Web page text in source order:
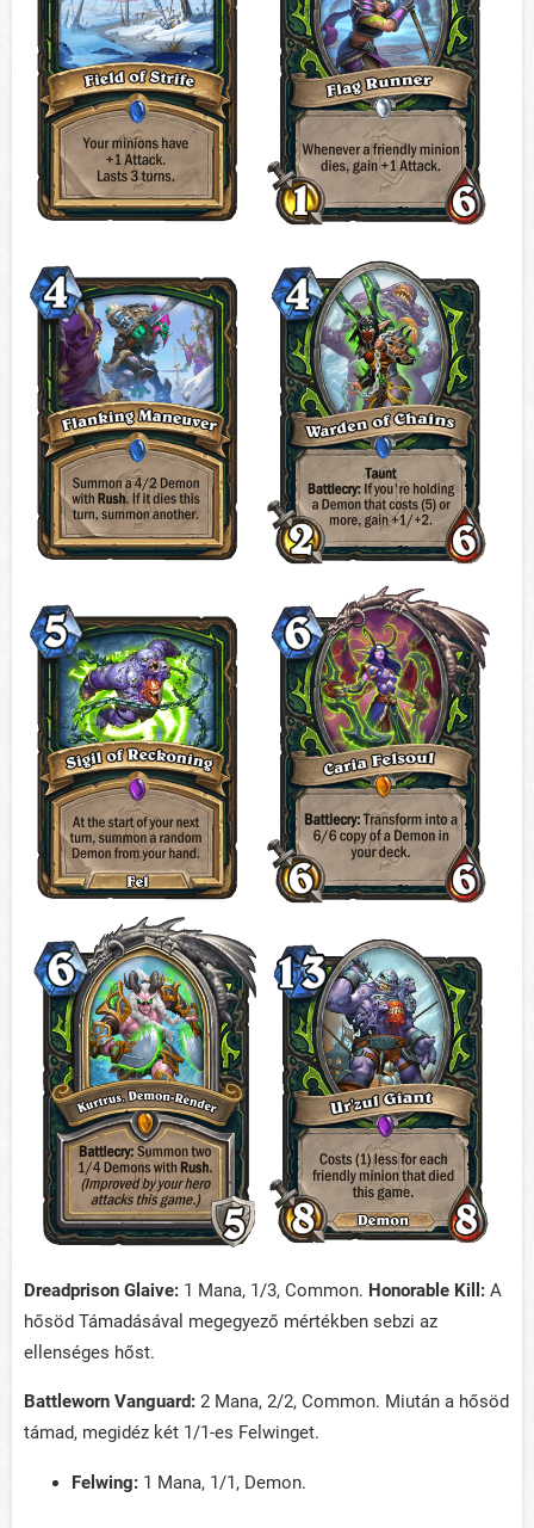
Dreadprison Glaive: 1 Mana, 1/3, Common. Honorable Kill: A
hősöd Támadásával megegyező mértékben sebzi az
ellenséges hőst.
Battleworn Vanguard: 2 Mana, 2/2, Common. Miután a hősöd
támad, megidéz két 1/1-es Felwinget.
Felwing: 1 Mana, 1/1, Demon.